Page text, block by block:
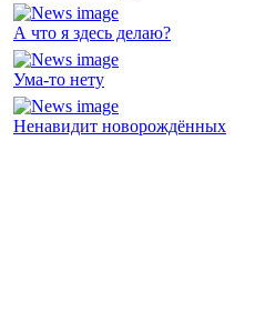
А что я здесь делаю?
Ума-то нету
Ненавидит новорождённых